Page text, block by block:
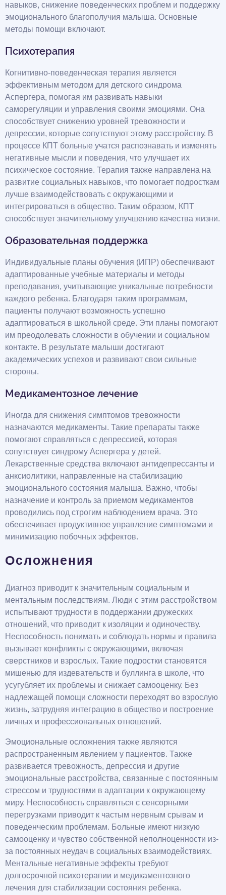
навыков, снижение поведенческих проблем и поддержку
эмоционального благополучия малыша. Основные
методы помощи включают.
Психотерапия
Когнитивно-поведенческая терапия является
эффективным методом для детского синдрома
Аспергера, помогая им развивать навыки
саморегуляции и управления своими эмоциями. Она
способствует снижению уровней тревожности и
депрессии, которые сопутствуют этому расстройству. В
процессе КПТ больные учатся распознавать и изменять
негативные мысли и поведения, что улучшает их
психическое состояние. Терапия также направлена на
развитие социальных навыков, что помогает подросткам
лучше взаимодействовать с окружающими и
интегрироваться в общество. Таким образом, КПТ
способствует значительному улучшению качества жизни.
Образовательная поддержка
Индивидуальные планы обучения (ИПР) обеспечивают
адаптированные учебные материалы и методы
преподавания, учитывающие уникальные потребности
каждого ребенка. Благодаря таким программам,
пациенты получают возможность успешно
адаптироваться в школьной среде. Эти планы помогают
им преодолевать сложности в обучении и социальном
контакте. В результате малыши достигают
академических успехов и развивают свои сильные
стороны.
Медикаментозное лечение
Иногда для снижения симптомов тревожности
назначаются медикаменты. Такие препараты также
помогают справляться с депрессией, которая
сопутствует синдрому Аспергера у детей.
Лекарственные средства включают антидепрессанты и
анксиолитики, направленные на стабилизацию
эмоционального состояния малыша. Важно, чтобы
назначение и контроль за приемом медикаментов
проводились под строгим наблюдением врача. Это
обеспечивает продуктивное управление симптомами и
минимизацию побочных эффектов.
Осложнения
Диагноз приводит к значительным социальным и
ментальным последствиям. Люди с этим расстройством
испытывают трудности в поддержании дружеских
отношений, что приводит к изоляции и одиночеству.
Неспособность понимать и соблюдать нормы и правила
вызывает конфликты с окружающими, включая
сверстников и взрослых. Такие подростки становятся
мишенью для издевательств и буллинга в школе, что
усугубляет их проблемы и снижает самооценку. Без
надлежащей помощи сложности переходят во взрослую
жизнь, затрудняя интеграцию в общество и построение
личных и профессиональных отношений.
Эмоциональные осложнения также являются
распространенным явлением у пациентов. Также
развивается тревожность, депрессия и другие
эмоциональные расстройства, связанные с постоянным
стрессом и трудностями в адаптации к окружающему
миру. Неспособность справляться с сенсорными
перегрузками приводит к частым нервным срывам и
поведенческим проблемам. Больные имеют низкую
самооценку и чувство собственной неполноценности из-
за постоянных неудач в социальных взаимодействиях.
Ментальные негативные эффекты требуют
долгосрочной психотерапии и медикаментозного
лечения для стабилизации состояния ребенка.